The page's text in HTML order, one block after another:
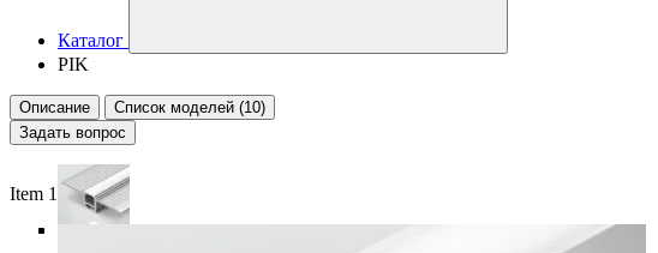
Каталог
PIK
Описание
Список моделей (10)
Задать вопрос
Item 1 of 6